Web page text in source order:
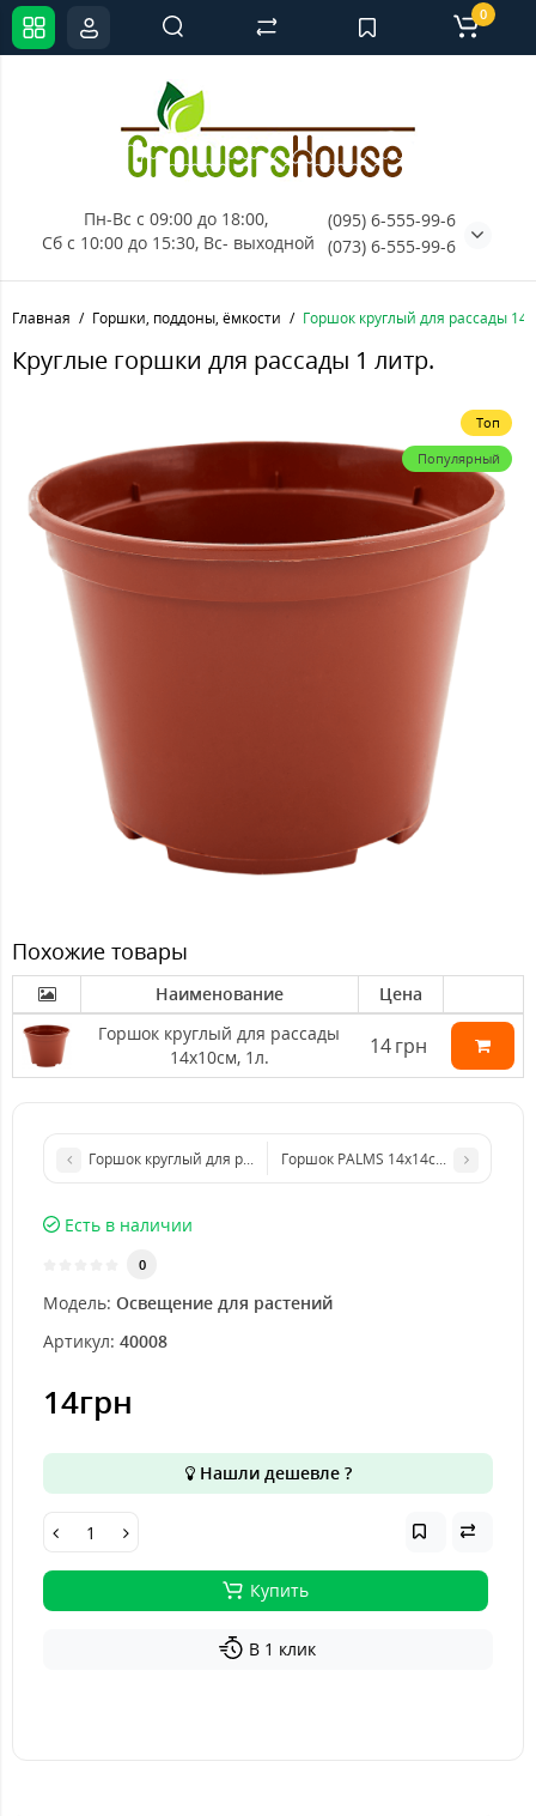
Пн-Вс с 09:00 до 18:00,
Сб с 10:00 до 15:30, Вс- выходной
(095) 6-555-99-6
(073) 6-555-99-6
0
Главная Горшки, поддоны, ёмкости Горшок круглый для рассады
Круглые горшки для рассады 1 литр.
Топ
Популярный
Похожие товары
Наименование
Цена
Горшок круглый для рассады
14х10см, 1л.
14грн
Горшок круглый для рассады 11х8см, 0.5л
Горшок PALMS 14x14см, 2л
Есть в наличии
0
Модель: Освещение для растений
Артикул: 40008
14грн
Нашли дешевле ?
Купить
В 1 клик